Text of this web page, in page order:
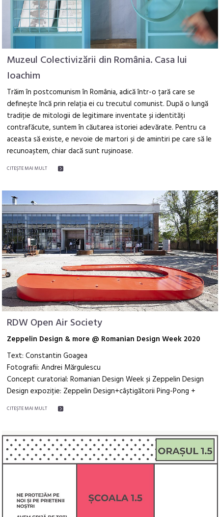
Muzeul Colectivizării din România. Casa lui
Ioachim
Trăim în postcomunism în România, adică într-o țară care se
definește încă prin relația ei cu trecutul comunist. După o lungă
tradiție de mitologii de legitimare inventate și identități
contrafăcute, suntem în căutarea istoriei adevărate. Pentru ca
aceasta să existe, e nevoie de martori și de amintiri pe care să le
recunoaștem, chiar dacă sunt rușinoase.
CITEŞTE MAI MULT
RDW Open Air Society
Zeppelin Design & more @ Romanian Design Week 2020
Text: Constantin Goagea
Fotografii: Andrei Mărgulescu
Concept curatorial: Romanian Design Week și Zeppelin Design
Design expoziție: Zeppelin Design+câștigătorii Ping-Pong +
CITEŞTE MAI MULT